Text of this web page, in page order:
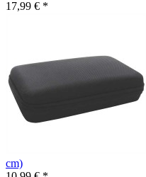
17,99 € *
cm)